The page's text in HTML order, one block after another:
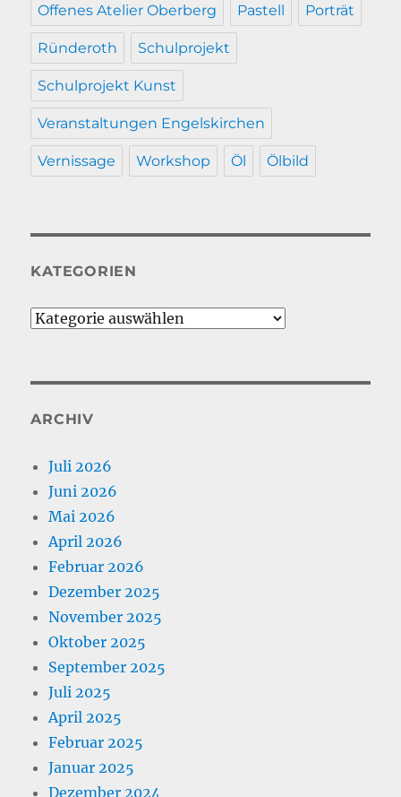
Offenes Atelier Oberberg Pastell Porträt
Ründeroth Schulprojekt
Schulprojekt Kunst
Veranstaltungen Engelskirchen
Vernissage Workshop Öl Ölbild
KATEGORIEN
Kategorien
ARCHIV
Juli 2026
Juni 2026
Mai 2026
April 2026
Februar 2026
Dezember 2025
November 2025
Oktober 2025
September 2025
Juli 2025
April 2025
Februar 2025
Januar 2025
Dezember 2024